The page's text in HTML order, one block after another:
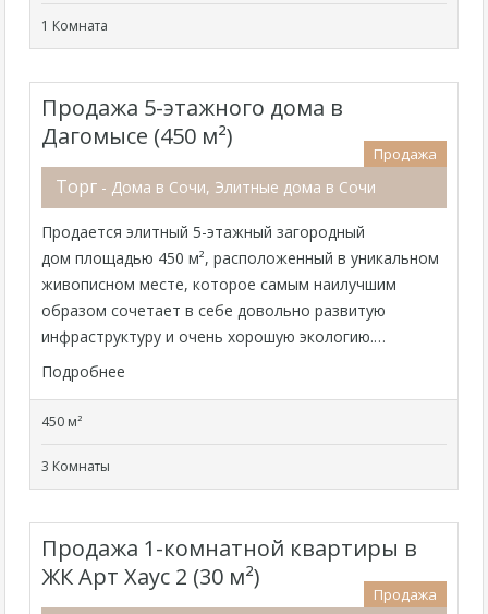
1 Комната
Продажа 5-этажного дома в
Дагомысе (450 м²)
Продажа
Торг - Дома в Сочи, Элитные дома в Сочи
Продается элитный 5-этажный загородный
дом площадью 450 м², расположенный в уникальном
живописном месте, которое самым наилучшим
образом сочетает в себе довольно развитую
инфраструктуру и очень хорошую экологию.…
Подробнее
450 м²
3 Комнаты
Продажа 1-комнатной квартиры в
ЖК Арт Хаус 2 (30 м²)
Продажа